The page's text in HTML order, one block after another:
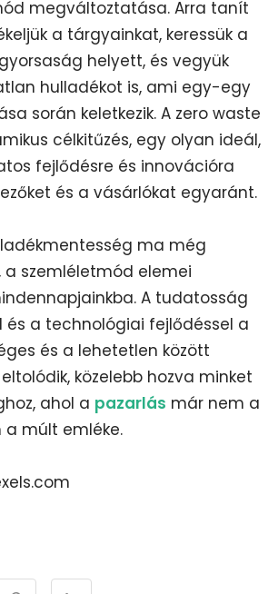
megváltoztatása. Arra tanít
a tárgyainkat, keressük a
helyett, és vegyük
hulladékot is, ami egy-egy
során keletkezik. A zero waste
célkitűzés, egy olyan ideál,
fejlődésre és innovációra
és a vásárlókat egyaránt.
ma még
a szemléletmód elemei
A tudatosság
és a technológiai fejlődéssel a
és a lehetetlen között
közelebb hozva minket
ahol a pazarlás már nem a
múlt emléke.